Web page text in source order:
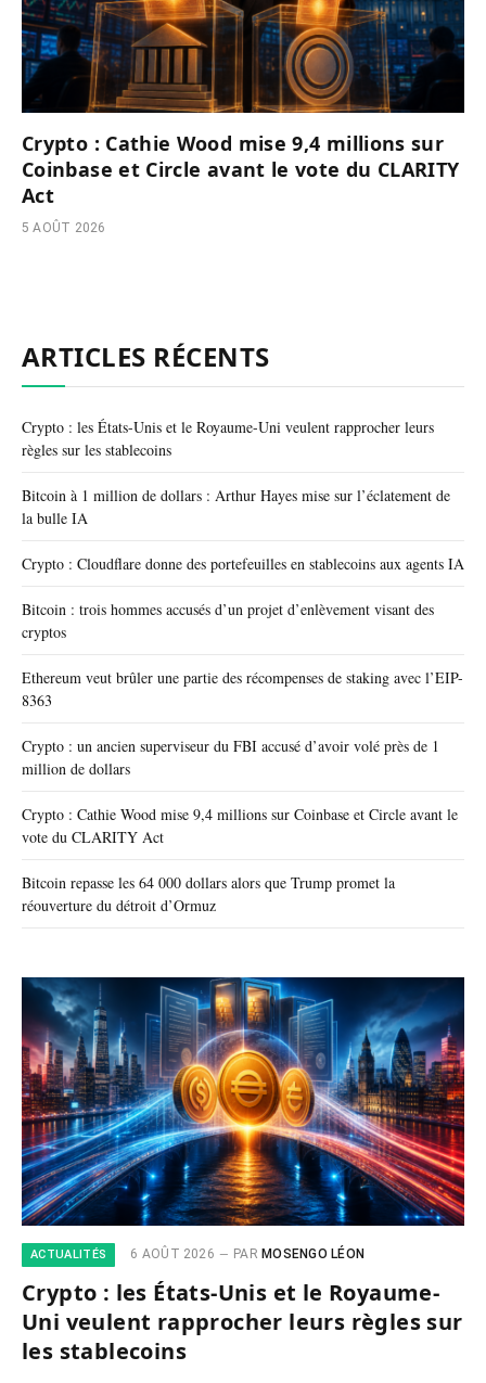
Crypto : Cathie Wood mise 9,4 millions sur
Coinbase et Circle avant le vote du CLARITY
Act
5 AOÛT 2026
ARTICLES RÉCENTS
Crypto : les États-Unis et le Royaume-Uni veulent rapprocher leurs
règles sur les stablecoins
Bitcoin à 1 million de dollars : Arthur Hayes mise sur l’éclatement de
la bulle IA
Crypto : Cloudflare donne des portefeuilles en stablecoins aux agents IA
Bitcoin : trois hommes accusés d’un projet d’enlèvement visant des
cryptos
Ethereum veut brûler une partie des récompenses de staking avec l’EIP-
8363
Crypto : un ancien superviseur du FBI accusé d’avoir volé près de 1
million de dollars
Crypto : Cathie Wood mise 9,4 millions sur Coinbase et Circle avant le
vote du CLARITY Act
Bitcoin repasse les 64 000 dollars alors que Trump promet la
réouverture du détroit d’Ormuz
ACTUALITÉS 6 AOÛT 2026 PAR MOSENGO LÉON
Crypto : les États-Unis et le Royaume-
Uni veulent rapprocher leurs règles sur
les stablecoins